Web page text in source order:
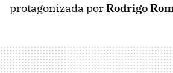
protagonizada porRodrigo